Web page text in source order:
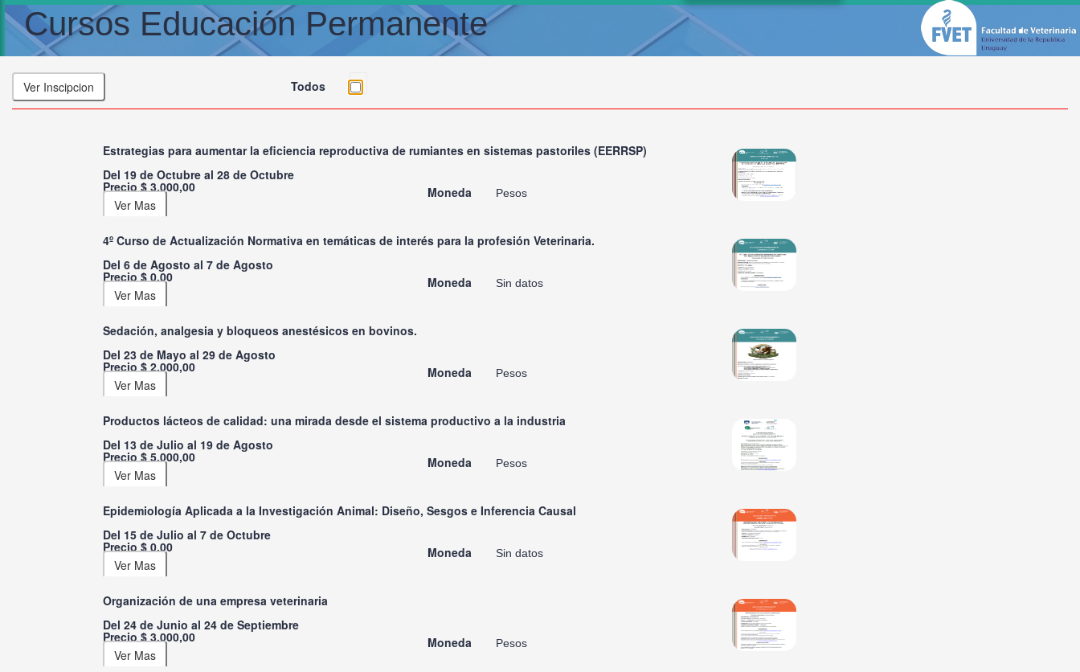
Cursos Educación Permanente
Todos
Estrategias para aumentar la eficiencia reproductiva de rumiantes en sistemas pastoriles (EERRSP)
Del 19 de Octubre al 28 de Octubre
Precio $ 3.000,00 Moneda Pesos
4º Curso de Actualización Normativa en temáticas de interés para la profesión Veterinaria.
Del 6 de Agosto al 7 de Agosto
Precio $ 0,00 Moneda Sin datos
Sedación, analgesia y bloqueos anestésicos en bovinos.
Del 23 de Mayo al 29 de Agosto
Precio $ 2.000,00 Moneda Pesos
Productos lácteos de calidad: una mirada desde el sistema productivo a la industria
Del 13 de Julio al 19 de Agosto
Precio $ 5.000,00 Moneda Pesos
Epidemiología Aplicada a la Investigación Animal: Diseño, Sesgos e Inferencia Causal
Del 15 de Julio al 7 de Octubre
Precio $ 0,00 Moneda Sin datos
Organización de una empresa veterinaria
Del 24 de Junio al 24 de Septiembre
Precio $ 3.000,00 Moneda Pesos